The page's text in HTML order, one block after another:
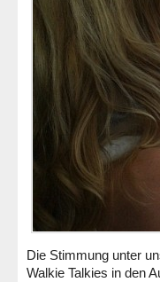
Die Stimmung unter
Walkie Talkies in den